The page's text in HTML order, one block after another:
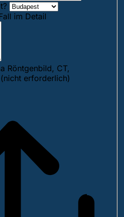
im Detail
Röntgenbild, CT,
erforderlich)